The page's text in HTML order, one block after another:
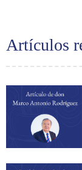
Artículos